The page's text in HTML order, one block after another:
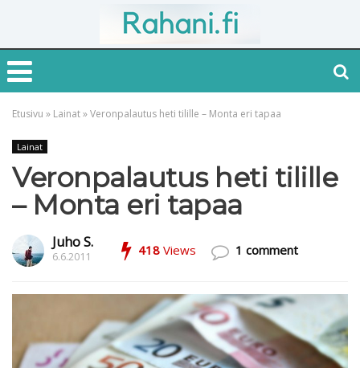
Etusivu » Lainat»Veronpalautus heti tilille – Monta eri tapaa
Lainat
Veronpalautus heti tilille
– Monta eri tapaa
Juho S.
6.6.2011 418 Views 1 comment